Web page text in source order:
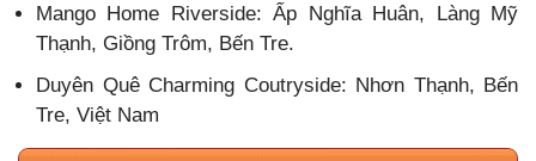
Mango Home Riverside: Ấp Nghĩa Huân, Làng Mỹ
Thạnh, Giồng Trôm, Bến Tre.
Duyên Quê Charming Coutryside: Nhơn Thạnh, Bến
Tre, Việt Nam